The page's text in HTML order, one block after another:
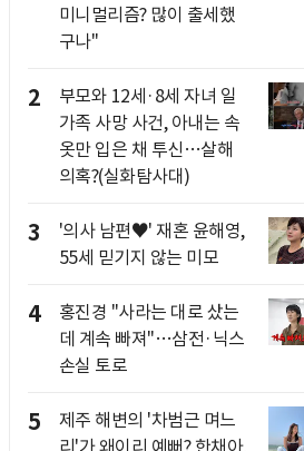
미니멀리즘? 많이 출세했
구나"
2
부모와 12세·8세 자녀 일
가족 사망 사건, 아내는 속
옷만 입은 채 투신…살해
의혹?(실화탐사대)
3
'의사 남편♥' 재혼 윤해영,
55세 믿기지 않는 미모
4
홍진경 "사라는 대로 샀는
데 계속 빠져"…삼전·닉스
손실 토로
5
제주 해변의 '차범근 며느
리'가 왜이리 예뻐? 한채아,